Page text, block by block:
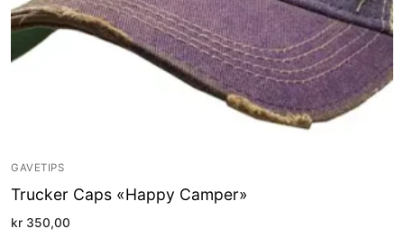
GAVETIPS
Trucker Caps «Happy Camper»
kr 350,00